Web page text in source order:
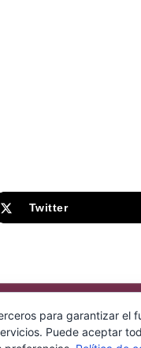
Twitter
COPYRIGHT ©
para garantizar el
Puede aceptar